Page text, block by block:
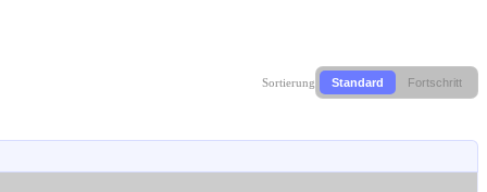
Sortierung Standard Fortschritt